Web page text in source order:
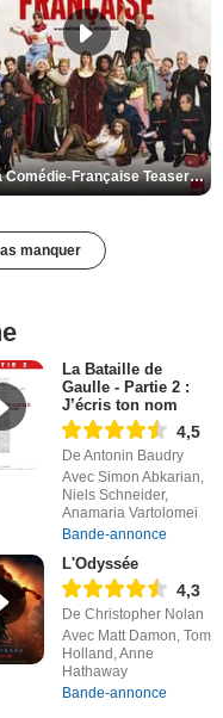
De la Comédie-Française Teaser VF
manquer
La Bataille de
Gaulle - Partie 2 :
J’écris ton nom
4,5
De Antonin Baudry
Avec Simon Abkarian,
Niels Schneider,
Anamaria Vartolomei
Bande-annonce
L'Odyssée
4,3
De Christopher Nolan
Avec Matt Damon, Tom
Holland, Anne
Hathaway
Bande-annonce